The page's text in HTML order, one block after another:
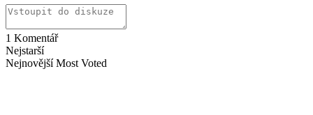
1 Komentář
Nejstarší
Nejnovější Most Voted